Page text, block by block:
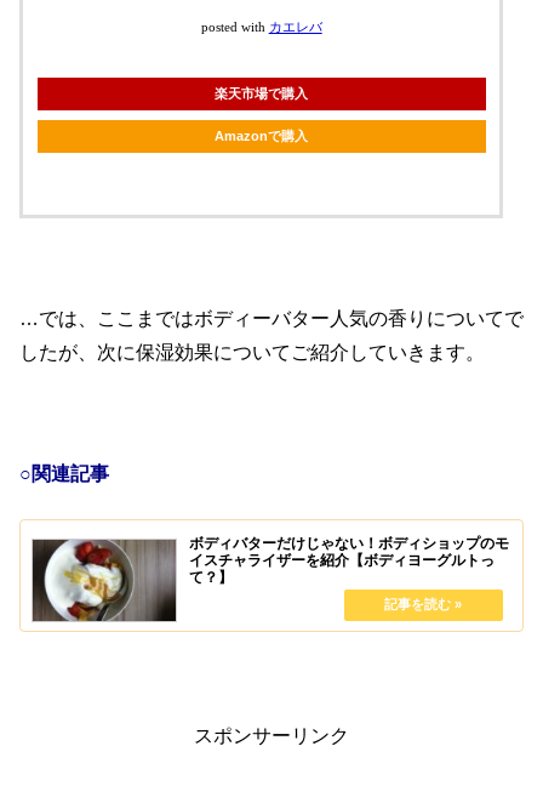
posted with カエレバ
楽天市場で購入
Amazonで購入
…では、ここまではボディーバター人気の香りについてで
したが、次に保湿効果についてご紹介していきます。
○関連記事
ボディバターだけじゃない！ボディショップのモ
イスチャライザーを紹介【ボディヨーグルトっ
て？】
スポンサーリンク